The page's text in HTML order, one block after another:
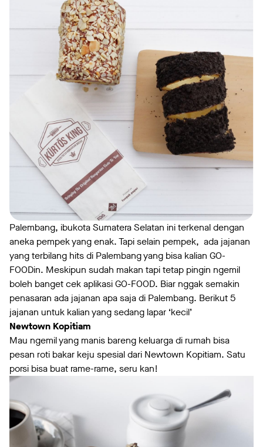
Palembang, ibukota Sumatera Selatan ini terkenal dengan
aneka pempek yang enak. Tapi selain pempek, ada jajanan
yang terbilang hits di Palembang yang bisa kalian GO-
FOODin. Meskipun sudah makan tapi tetap pingin ngemil
boleh banget cek aplikasi GO-FOOD. Biar nggak semakin
penasaran ada jajanan apa saja di Palembang. Berikut 5
jajanan untuk kalian yang sedang lapar ‘kecil’
Newtown Kopitiam
Mau ngemil yang manis bareng keluarga di rumah bisa
pesan roti bakar keju spesial dari Newtown Kopitiam. Satu
porsi bisa buat rame-rame, seru kan!